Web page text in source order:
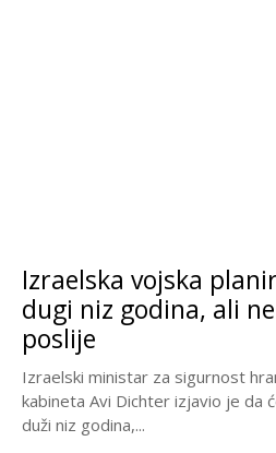
Izraelska vojska
dugi niz godina, ali
poslije
Izraelski ministar za sigurnost
kabineta Avi Dichter izjavio je da
duži niz godina,...